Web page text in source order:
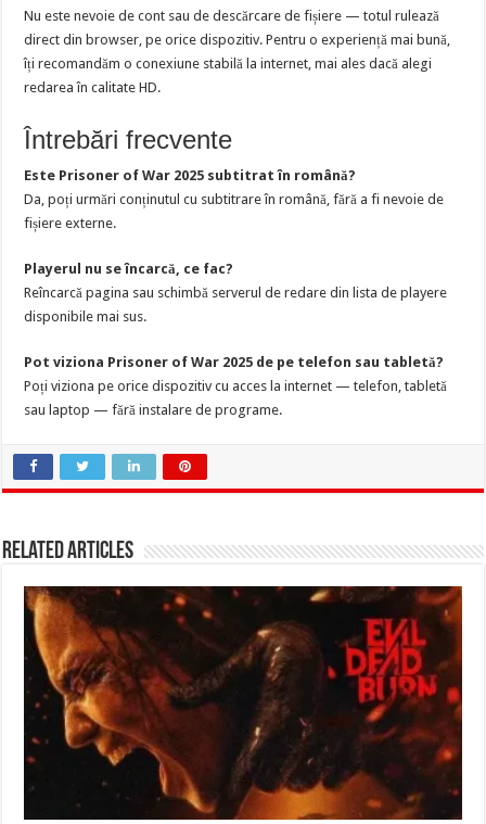
Nu este nevoie de cont sau de descărcare de fișiere — totul rulează
direct din browser, pe orice dispozitiv. Pentru o experiență mai bună,
îți recomandăm o conexiune stabilă la internet, mai ales dacă alegi
redarea în calitate HD.
Întrebări frecvente
Este Prisoner of War 2025 subtitrat în română?
Da, poți urmări conținutul cu subtitrare în română, fără a fi nevoie de
fișiere externe.
Playerul nu se încarcă, ce fac?
Reîncarcă pagina sau schimbă serverul de redare din lista de playere
disponibile mai sus.
Pot viziona Prisoner of War 2025 de pe telefon sau tabletă?
Poți viziona pe orice dispozitiv cu acces la internet — telefon, tabletă
sau laptop — fără instalare de programe.
Related Articles